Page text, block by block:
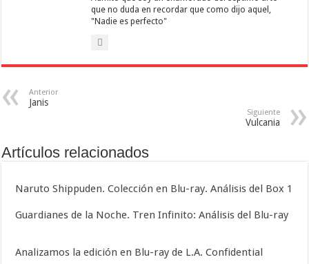
que no duda en recordar que como dijo aquel,
"Nadie es perfecto"
Anterior
Janis
Siguiente
Vulcania
Artículos relacionados
Naruto Shippuden. Colección en Blu-ray. Análisis del Box 1
Guardianes de la Noche. Tren Infinito: Análisis del Blu-ray
Analizamos la edición en Blu-ray de L.A. Confidential